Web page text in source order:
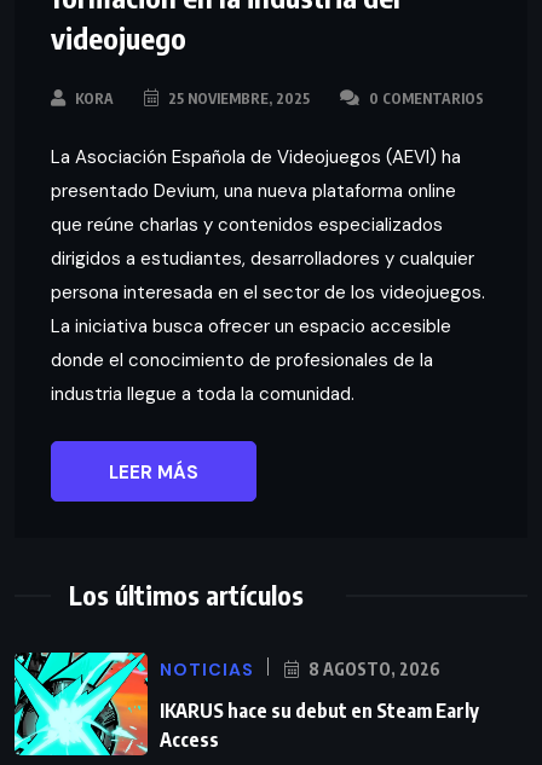
videojuego
KORA 25 NOVIEMBRE, 2025 0 COMENTARIOS
La Asociación Española de Videojuegos (AEVI) ha
presentado Devium, una nueva plataforma online
que reúne charlas y contenidos especializados
dirigidos a estudiantes, desarrolladores y cualquier
persona interesada en el sector de los videojuegos.
La iniciativa busca ofrecer un espacio accesible
donde el conocimiento de profesionales de la
industria llegue a toda la comunidad.
LEER MÁS
Los últimos artículos
NOTICIAS 8 AGOSTO, 2026
IKARUS hace su debut en Steam Early
Access